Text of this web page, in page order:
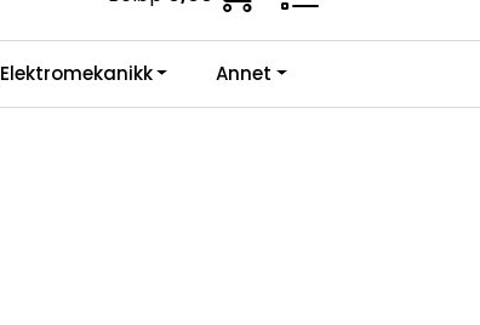
Infosenter Favoritter Logg inn
Elektromekanikk Annet